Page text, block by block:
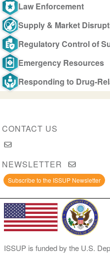
Law Enforcement
Supply & Market
Regulatory Control of
Emergency Resources
Responding to Drug-
CONTACT US
NEWSLETTER
Subscribe to the ISSUP Newsletter
ISSUP is funded by the U.S.